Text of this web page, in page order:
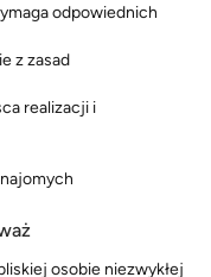
odpowiednich
z zasad
realizacji i
osobie niezwykłej